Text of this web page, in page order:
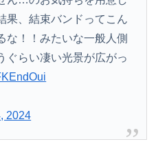
果、結束バンドってこん
な！！みたいな一般人側
ぐらい凄い光景が広がっ
2024